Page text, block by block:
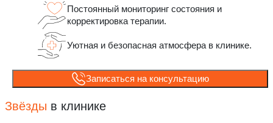
Постоянный мониторинг состояния и
корректировка терапии.
Уютная и безопасная атмосфера в клинике.
Записаться на консультацию
Звёзды в клинике